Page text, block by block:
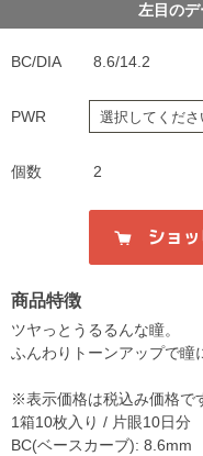
左目の
BC/DIA 8.6/14.2
PWR
個数 2
商品特徴
ツヤっとうるるんな瞳。
ふんわりトーンアップで瞳
※表示価格は税込み価格で
1箱10枚入り / 片眼10日分
BC(ベースカーブ): 8.6mm